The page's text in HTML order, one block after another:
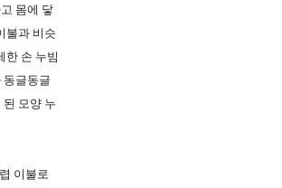
몸에 닿
불과 비슷
한 손 누빔
동글동글
모양 누
이불로